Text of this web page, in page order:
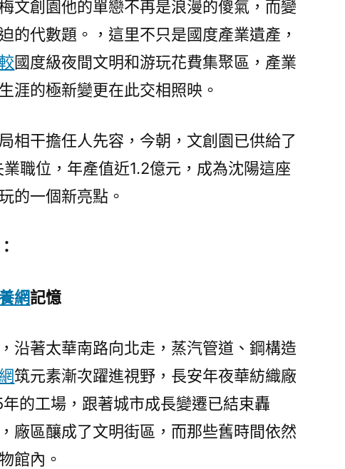
文創園他的單戀不再是浪漫的傻氣，而變
的代數題。，這里不只是國度產業遺產，
國度級夜間文明和游玩花費集聚區，產業
涯的極新變更在此交相照映。
相干擔任人先容，今朝，文創園已供給了
職位，年產值近1.2億元，成為沈陽這座
的一個新亮點。
網記憶
沿著太華南路向北走，蒸汽管道、鋼構造
筑元素漸次躍進視野，長安年夜華紡織廠
的工場，跟著城市成長變遷已結束轟
廠區釀成了文明街區，而那些舊時間依然
館內。